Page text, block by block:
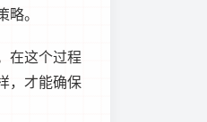
。
在这个过程
，才能确保